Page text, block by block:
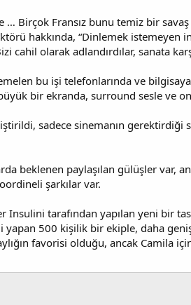
… Birçok Fransız bunu temiz bir
hakkında, “Dinlemek istemeyen
cahil olarak adlandırdılar, sanata
bu işi telefonlarında ve
bir ekranda, surround sesle ve
sadece sinemanın gerektirdiği
beklenen paylaşılan gülüşler var,
şarkılar var.
tarafından yapılan yeni bir
yapan 500 kişilik bir ekiple, daha
favorisi olduğu, ancak Camila